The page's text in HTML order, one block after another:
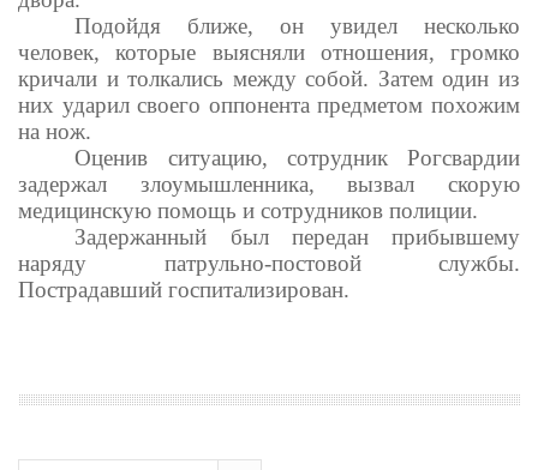
Подойдя ближе, он увидел несколько
человек, которые выясняли отношения, громко
кричали и толкались между собой. Затем один из
них ударил своего оппонента предметом похожим
на нож.
Оценив ситуацию, сотрудник Рогсвардии
задержал злоумышленника, вызвал скорую
медицинскую помощь и сотрудников полиции.
Задержанный был передан прибывшему
наряду патрульно-постовой службы.
Пострадавший госпитализирован.